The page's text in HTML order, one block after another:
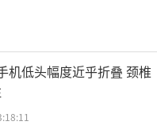
机低头幅度近乎折叠 颈椎